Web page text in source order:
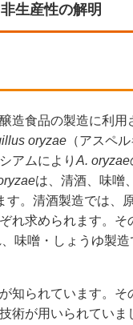
非生産性の解明
食品の製造に利
oryzae （アスペ
アムにより A. oryzae
は、清酒、味噌
。清酒製造では
れ求められます。
味噌・しょうゆ製造
知られています。
術が用いられてい